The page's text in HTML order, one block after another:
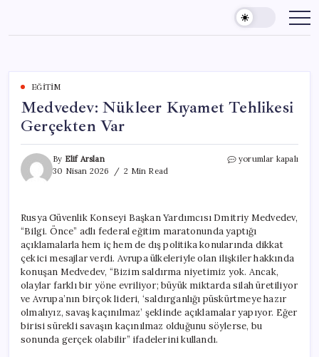
content
EĞITIM
Medvedev: Nükleer Kıyamet Tehlikesi
Gerçekten Var
By Elif Arslan
30 Nisan 2026
2 Min Read
Medvedev:
Var
için
yorumlar kapalı
Rusya Güvenlik Konseyi Başkan Yardımcısı Dmitriy Medvedev,
“Bilgi. Önce” adlı federal eğitim maratonunda yaptığı
açıklamalarla hem iç hem de dış politika konularında dikkat
çekici mesajlar verdi. Avrupa ülkeleriyle olan ilişkiler hakkında
konuşan Medvedev, “Bizim saldırma niyetimiz yok. Ancak,
olaylar farklı bir yöne evriliyor; büyük miktarda silah üretiliyor
ve Avrupa’nın birçok lideri, ‘saldırganlığı püskürtmeye hazır
olmalıyız, savaş kaçınılmaz’ şeklinde açıklamalar yapıyor. Eğer
birisi sürekli savaşın kaçınılmaz olduğunu söylerse, bu
sonunda gerçek olabilir” ifadelerini kullandı.